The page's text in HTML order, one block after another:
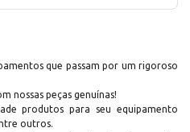
que passam por um rigoroso
nossas peças genuínas!
produtos para seu equipamento
outros.